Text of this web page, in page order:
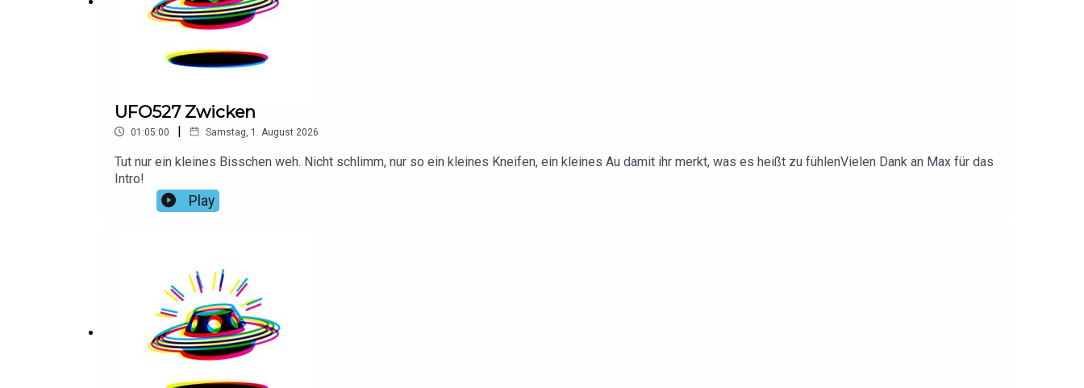
UFO527 Zwicken
01:05:00 | Samstag, 1. August 2026
Tut nur ein kleines Bisschen weh. Nicht schlimm, nur so ein kleines Kneifen, ein kleines Au damit ihr merkt, was es heißt zu fühlenVielen Dank an Max für das
Intro!
Play